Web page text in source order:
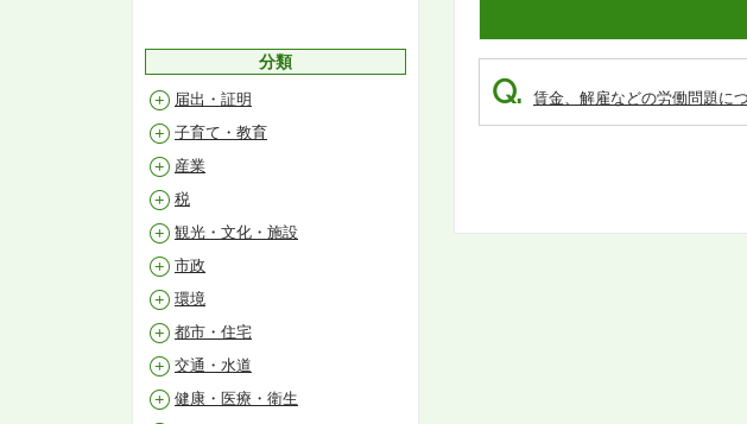
Q. 賃金、解雇などの労働問題に
分類
届出・証明
子育て・教育
産業
税
観光・文化・施設
市政
環境
都市・住宅
交通・水道
健康・医療・衛生